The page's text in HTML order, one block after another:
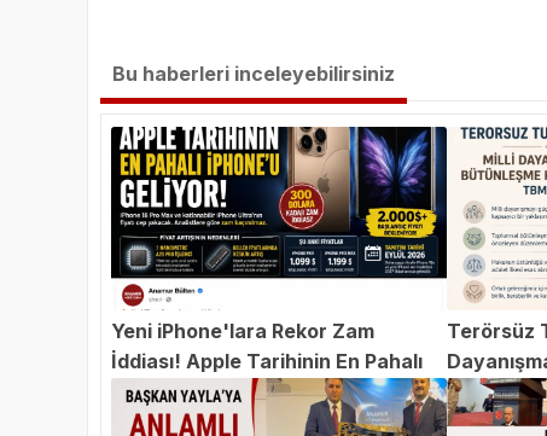
Bu haberleri inceleyebilirsiniz
Yeni iPhone'lara Rekor Zam
İddiası! Apple Tarihinin En Pahalı
iPhone'u Geliyor
Terörsüz
Teklifi